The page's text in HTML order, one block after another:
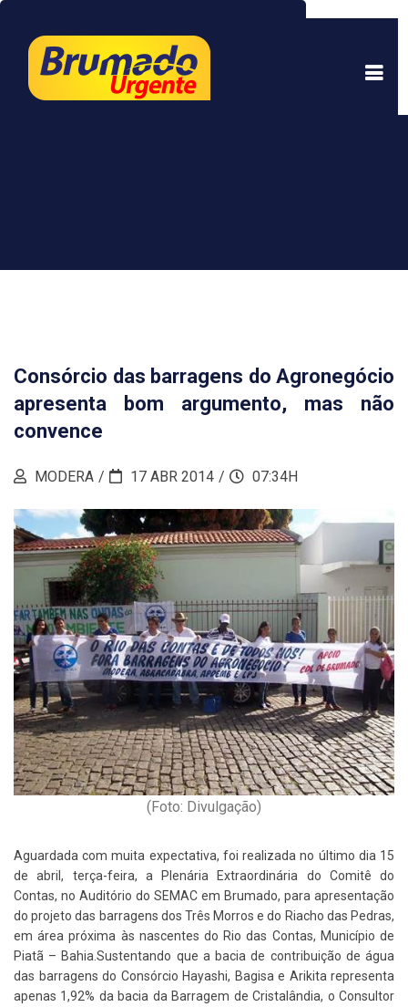
experiência. Ao continuar a navegar, você está
de acordo com isso.Saber mais.
Consórcio das barragens do Agronegócio
apresenta bom argumento, mas não
convence
MODERA 17 ABR 2014 07:34H
(Foto: Divulgação)
Aguardada com muita expectativa, foi realizada no último dia 15
de abril, terça-feira, a Plenária Extraordinária do Comitê do
Contas, no Auditório do SEMAC em Brumado, para apresentação
do projeto das barragens dos Três Morros e do Riacho das Pedras,
em área próxima às nascentes do Rio das Contas, Município de
Piatã – Bahia.Sustentando que a bacia de contribuição de água
das barragens do Consórcio Hayashi, Bagisa e Arikita representa
apenas 1,92% da bacia da Barragem de Cristalândia, o Consultor